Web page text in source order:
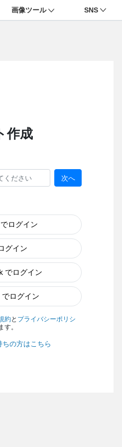
画像ツール SNS
作成
次へ
ログイン
グイン
でログイン
ログイン
約 と プライバシーポリシ
す。
の方はこちら